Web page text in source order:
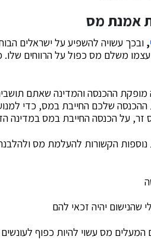
אמנת מס
, ובכך עשויה להשפיע על ישראלים
משלם מס כפול על הרווחים שלו.
מופקת ההכנסה והמדינה שאתם
ההכנסה שלכם החייבת במס, כדי
זר, על הכנסה החייבת במס במדינה
הקשורות להעלמת מס
שהנישום יהיה זכאי להם
מס עשוי להיות כפוף לעונשים